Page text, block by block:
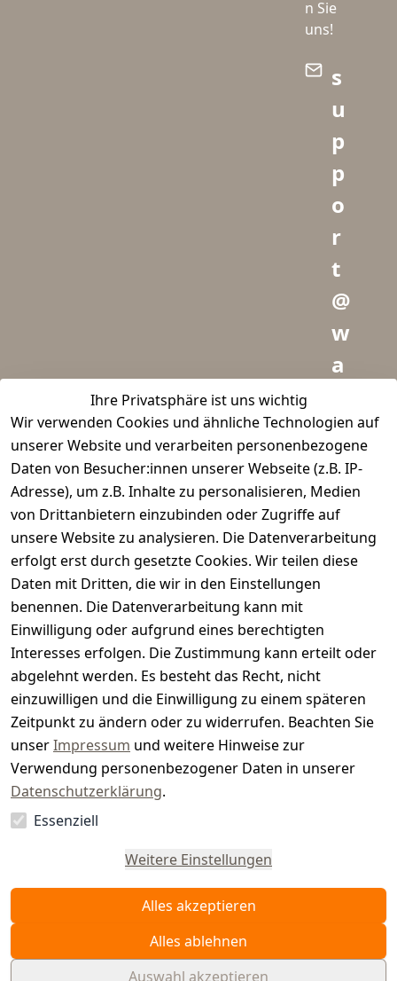
Ihre Privatsphäre ist uns wichtig
Wir verwenden Cookies und ähnliche Technologien auf
unserer Website und verarbeiten personenbezogene
Daten von Besucher:innen unserer Webseite (z.B. IP-
Adresse), um z.B. Inhalte zu personalisieren, Medien
von Drittanbietern einzubinden oder Zugriffe auf
unsere Website zu analysieren. Die Datenverarbeitung
erfolgt erst durch gesetzte Cookies. Wir teilen diese
Daten mit Dritten, die wir in den Einstellungen
benennen. Die Datenverarbeitung kann mit
Einwilligung oder aufgrund eines berechtigten
Interesses erfolgen. Die Zustimmung kann erteilt oder
abgelehnt werden. Es besteht das Recht, nicht
einzuwilligen und die Einwilligung zu einem späteren
Zeitpunkt zu ändern oder zu widerrufen. Beachten Sie
unserImpressum und weitere Hinweise zur
Verwendung personenbezogener Daten in unserer
Datenschutzerklärung.
Essenziell
Weitere Einstellungen
Alles akzeptieren
Alles ablehnen
Auswahl akzeptieren
n Sie
uns!
s
u
p
p
o
r
t
@
w
a
d
m
e
i
s
r.
e
Vertrag
widerrufen